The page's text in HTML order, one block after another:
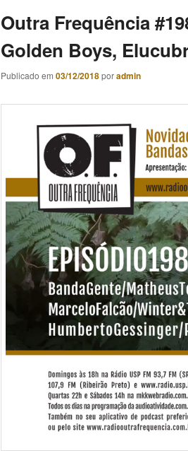
Outra Frequência
Golden Boys,
Publicado em 03/12/2018poradmin